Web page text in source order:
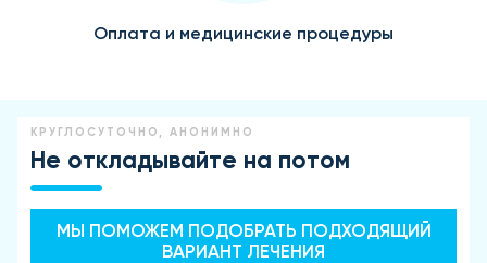
Оплата и медицинские процедуры
КРУГЛОСУТОЧНО, АНОНИМНО
Не откладывайте на потом
МЫ ПОМОЖЕМ ПОДОБРАТЬ ПОДХОДЯЩИЙ
ВАРИАНТ ЛЕЧЕНИЯ